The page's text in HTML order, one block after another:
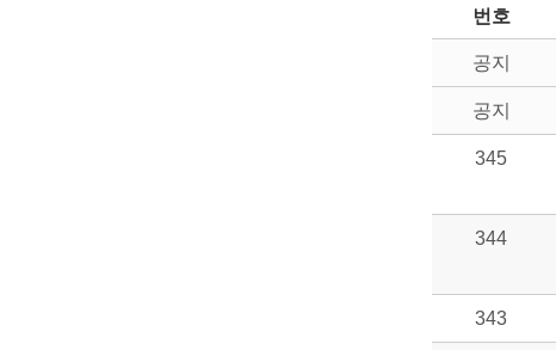
번호
공지
공지
345
344
343